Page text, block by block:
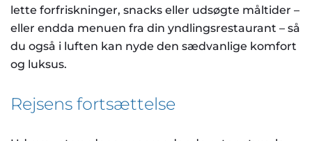
lette forfriskninger, snacks eller udsøgte måltider –
eller endda menuen fra din yndlingsrestaurant – så
du også i luften kan nyde den sædvanlige komfort
og luksus.
Rejsens fortsættelse